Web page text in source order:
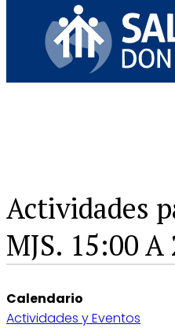
Actividades
MJS. 15:00 A
Calendario
Actividades y Eventos